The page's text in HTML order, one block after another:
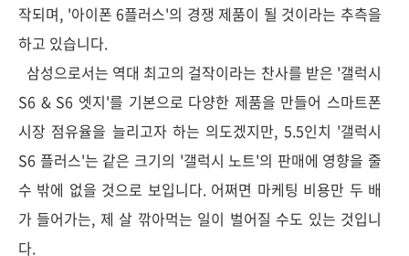
작되며, '아이폰 6플러스'의 경쟁 제품이 될 것이라는 추측을
하고 있습니다.
삼성으로서는 역대 최고의 걸작이라는 찬사를 받은 '갤럭시
S6 & S6 엣지'를 기본으로 다양한 제품을 만들어 스마트폰
시장 점유율을 늘리고자 하는 의도겠지만, 5.5인치 '갤럭시
S6 플러스'는 같은 크기의 '갤럭시 노트'의 판매에 영향을 줄
수 밖에 없을 것으로 보입니다. 어쩌면 마케팅 비용만 두 배
가 들어가는, 제 살 깎아먹는 일이 벌어질 수도 있는 것입니
다.